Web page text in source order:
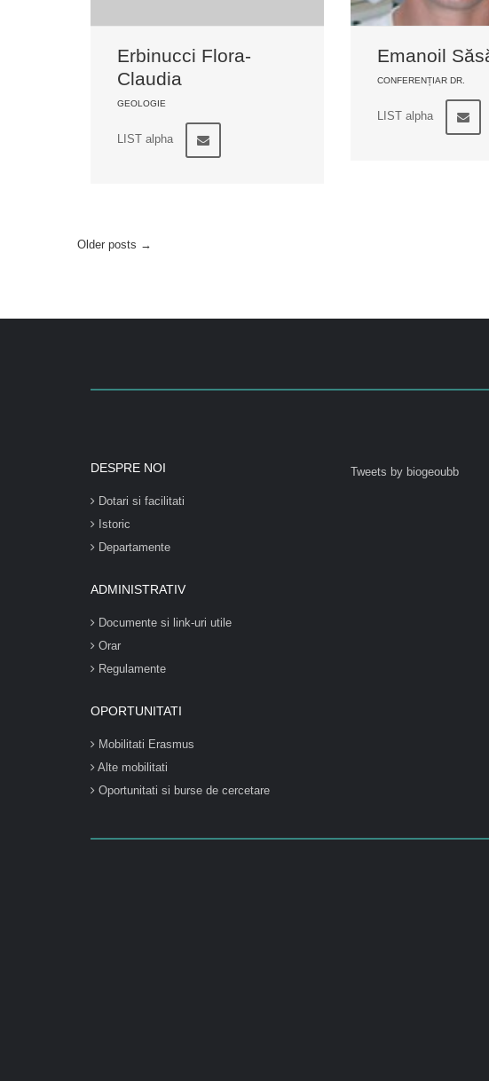
Erbinucci Flora-
Claudia
GEOLOGIE
LIST alpha
Emanoil
CONFERENȚIAR DR.
LIST alpha
Older posts →
DESPRE NOI
Dotari si facilitati
Istoric
Departamente
ADMINISTRATIV
Documente si link-uri utile
Orar
Regulamente
OPORTUNITATI
Mobilitati Erasmus
Alte mobilitati
Oportunitati si burse de cercetare
Tweets by biogeoubb